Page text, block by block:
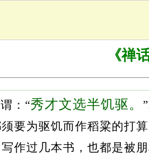
《禅
：“秀才文选半饥驱。
要为驱饥而作稻粱的打
作过几本书，也都是被